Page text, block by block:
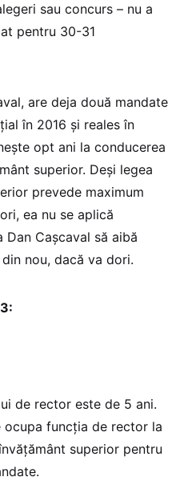
sau concurs – nu a
pentru 30-31
are deja două mandate
în 2016 și reales în
opt ani la conducerea
superior. Deși legea
prevede maximum
ea nu se aplică
Cașcaval să aibă
nou, dacă va dori.
de rector este de 5 ani.
ocupa funcția de rector la
superior pentru